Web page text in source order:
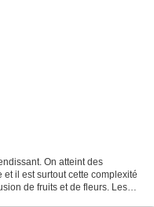
On atteint des
il est surtout cette complexité
de fruits et de fleurs. Les